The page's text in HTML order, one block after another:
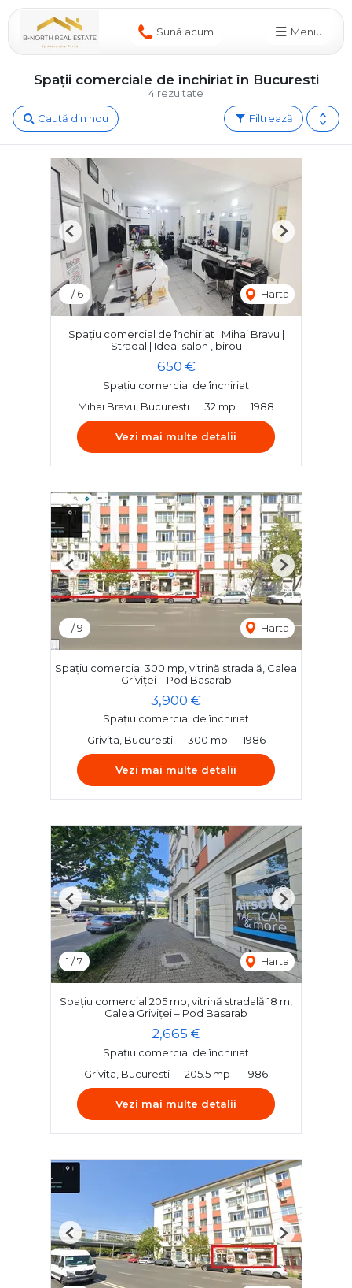
Sună acum Meniu
4 rezultate
Spații comerciale de închiriat în Bucuresti
Filtrează
Caută din nou
1 /6 Harta
Previous Next
Spațiu comercial de închiriat | Mihai Bravu |
Stradal | Ideal salon , birou
650 €
Spațiu comercial de închiriat
Mihai Bravu, Bucuresti
32 mp 1988
Vezi mai multe detalii
1 /9 Harta
Previous Next
Spațiu comercial 300 mp, vitrină stradală, Calea
Griviței – Pod Basarab
3,900 €
Spațiu comercial de închiriat
Grivita, Bucuresti
300 mp 1986
Vezi mai multe detalii
1 /7 Harta
Previous Next
Spațiu comercial 205 mp, vitrină stradală 18 m,
Calea Griviței – Pod Basarab
2,665 €
Spațiu comercial de închiriat
Grivita, Bucuresti
205.5 mp 1986
Vezi mai multe detalii
Previous Next